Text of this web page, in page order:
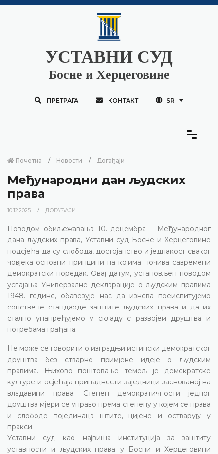
УСТАВНИ СУД
Босне и Херцеговине
ПРЕТРАГА КОНТАКТ SR
Почетна Новости Догађаји
Међународни дан људских
права
10.12.2025. ДОГАЂАЈИ
Поводом обиљежавања 10. децембра – Међународног
дана људских права, Уставни суд Босне и Херцеговине
подсјећа да су слобода, достојанство и једнакост сваког
човјека основни принципи на којима почива савремени
демократски поредак. Овај датум, установљен поводом
усвајања Универзалне декларације о људским правима
1948. године, обавезује нас да изнова преиспитујемо
сопствене стандарде заштите људских права и да их
стално унапређујемо у складу с развојем друштва и
потребама грађана.
Не може се говорити о изградњи истински демократског
друштва без стварне примјене идеје о људским
правима. Њихово поштовање темељ је демократске
културе и осјећаја припадности заједници заснованој на
владавини права. Степен демократичности једног
друштва мјери се управо према степену у којем се права
и слободе појединаца штите, цијене и остварују у
пракси.
Уставни суд као највиша институција за заштиту
уставности и људских права у Босни и Херцеговини